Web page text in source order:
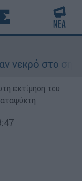
στο σημείο
εκτίμηση του